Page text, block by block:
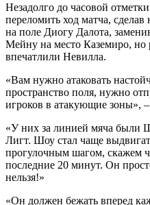
Незадолго до часовой
переломить ход матча,
на поле Диогу Далота,
Мейну на место Каземиро, но
впечатлили Невилла.
«Вам нужно атаковать
пространство поля, нужно
игроков в атакующие зоны»,
«У них за линией мяча были
Лигт. Шоу стал чаще
прогулочным шагом, скажем
последние 20 минут. Он
нельзя!»
«Он должен бежать вперед